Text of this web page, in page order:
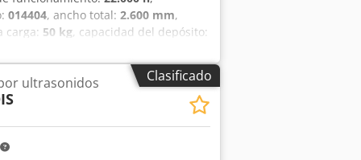
014404, ancho total: 2.600 mm,
carga: 50 kg, capacidad del depósito:
destilación han sido revisados y
está conectada a la corriente
instalación requiere un sistema de
Clasificado
ultrasonidos